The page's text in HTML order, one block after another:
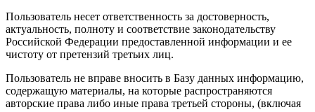
Пользователь несет ответственность за достоверность,
актуальность, полноту и соответствие законодательству
Российской Федерации предоставленной информации и ее
чистоту от претензий третьих лиц.
Пользователь не вправе вносить в Базу данных информацию,
содержащую материалы, на которые распространяются
авторские права либо иные права третьей стороны, (включая